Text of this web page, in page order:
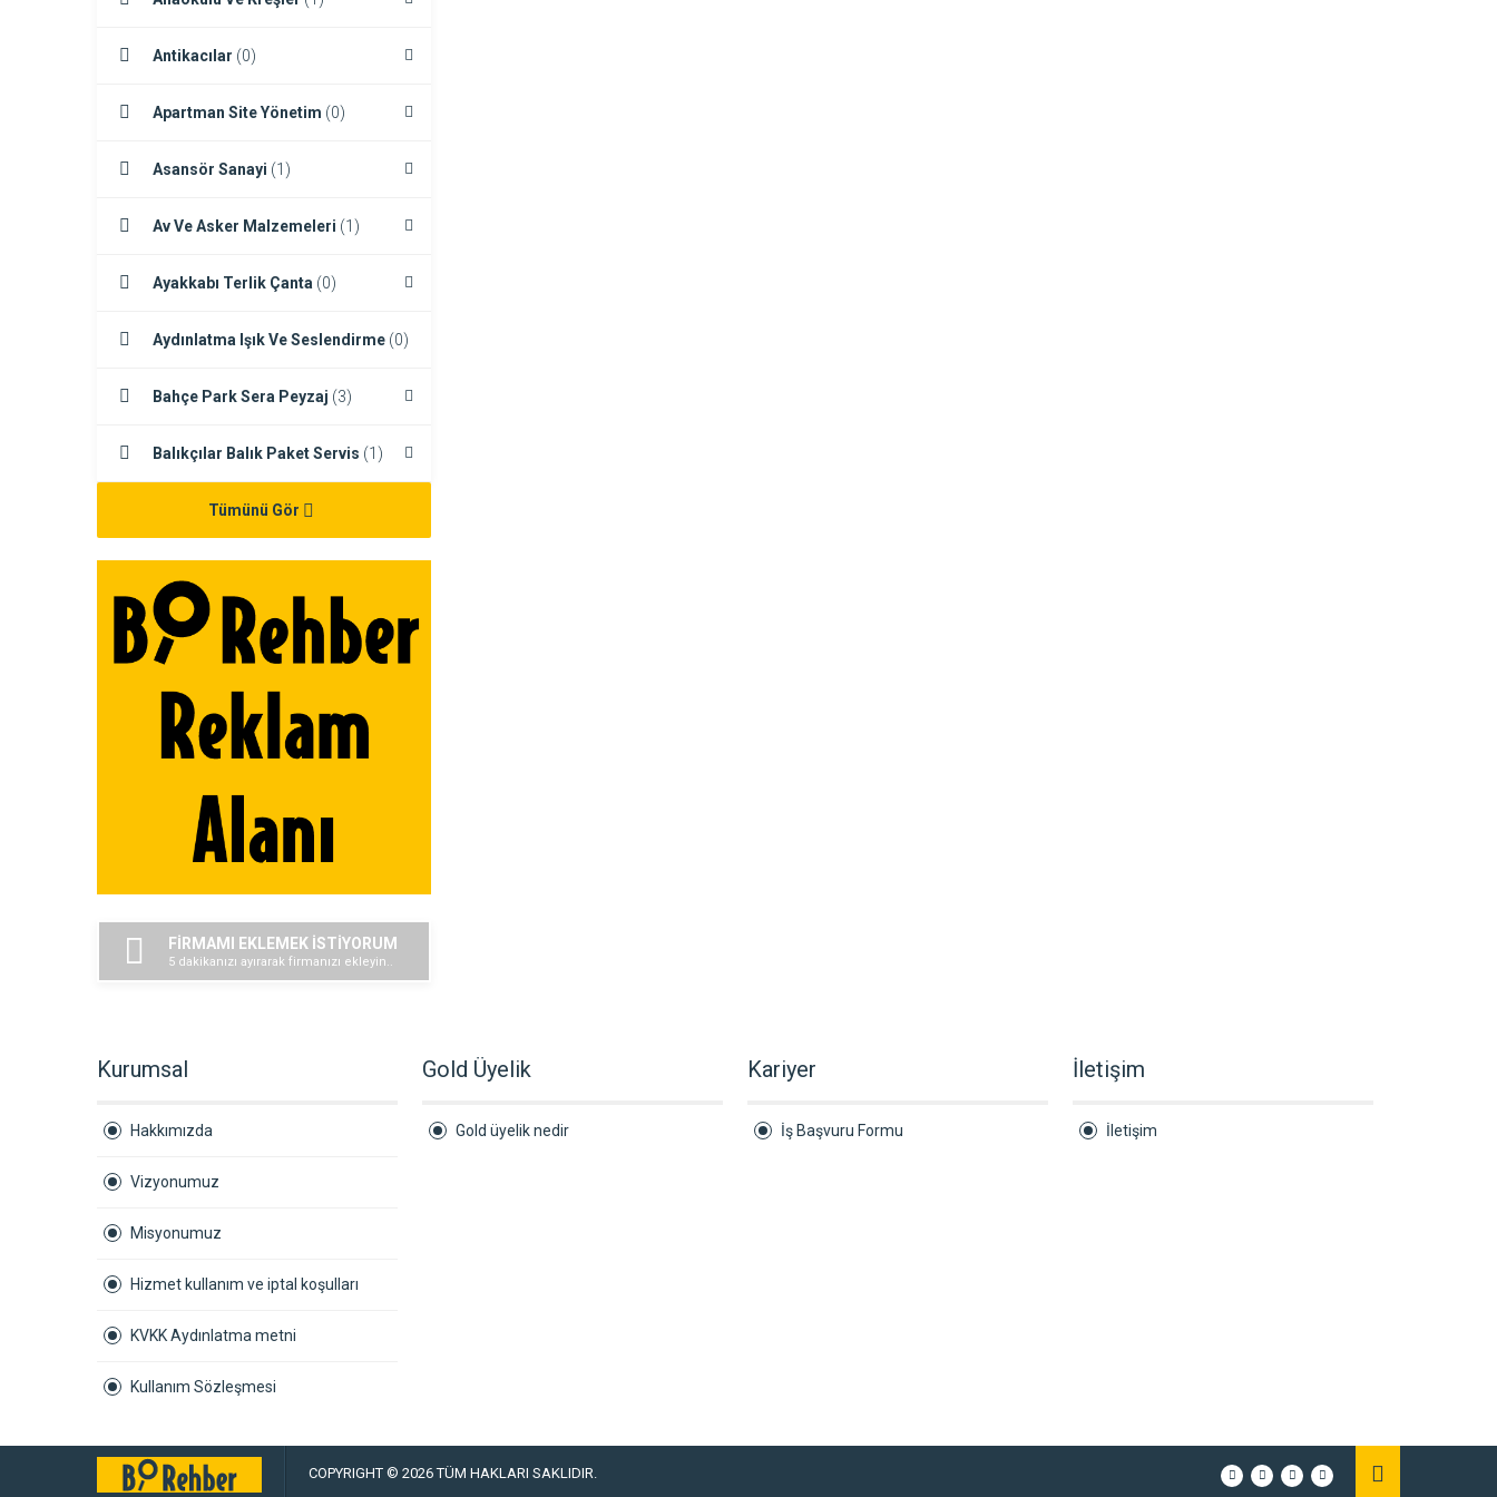
Antikacılar (0)
Apartman Site Yönetim (0)
Asansör Sanayi (1)
Av Ve Asker Malzemeleri (1)
Ayakkabı Terlik Çanta (0)
Aydınlatma Işık Ve Seslendirme (0)
Bahçe Park Sera Peyzaj (3)
Balıkçılar Balık Paket Servis (1)
Tümünü Gör
FİRMAMI EKLEMEK İSTİYORUM
5 dakikanızı ayırarak firmanızı ekleyin..
Kurumsal
Hakkımızda
Vizyonumuz
Misyonumuz
Hizmet kullanım ve iptal koşulları
KVKK Aydınlatma metni
Kullanım Sözleşmesi
Gold Üyelik
Gold üyelik nedir
Kariyer
İş Başvuru Formu
İletişim
İletişim
COPYRIGHT © 2026 TÜM HAKLARI SAKLIDIR.